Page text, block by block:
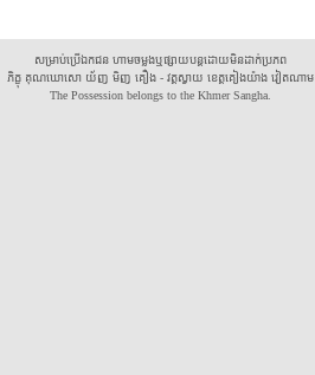
សម្រាប់ប្រើឯកជន ហាមចម្លងឬផ្សាយបន្តដោយមិនដាក់ប្រភព
ភិក្ខុ គុណឃោសោ យ័ញ មិញ គឿង - វត្តស្វាយ ខេត្តគៀងយ៉ាង វៀតណាម
The Possession belongs to the Khmer Sangha.